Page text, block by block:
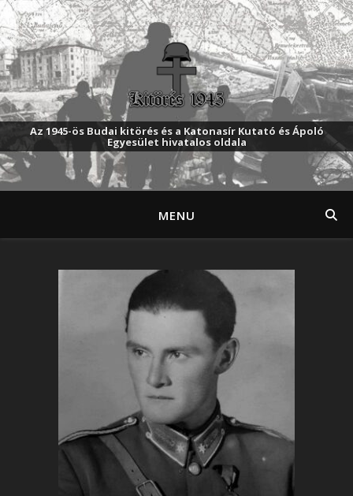
Az 1945-ös Budai kitörés és a Katonasír Kutató és Ápoló
Egyesület hivatalos oldala
MENU